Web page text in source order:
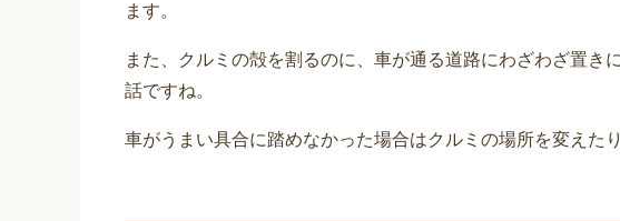
ます。
また、クルミの殻を割るのに、車が通る道路にわざわざ置き
話ですね。
車がうまい具合に踏めなかった場合はクルミの場所を変えた